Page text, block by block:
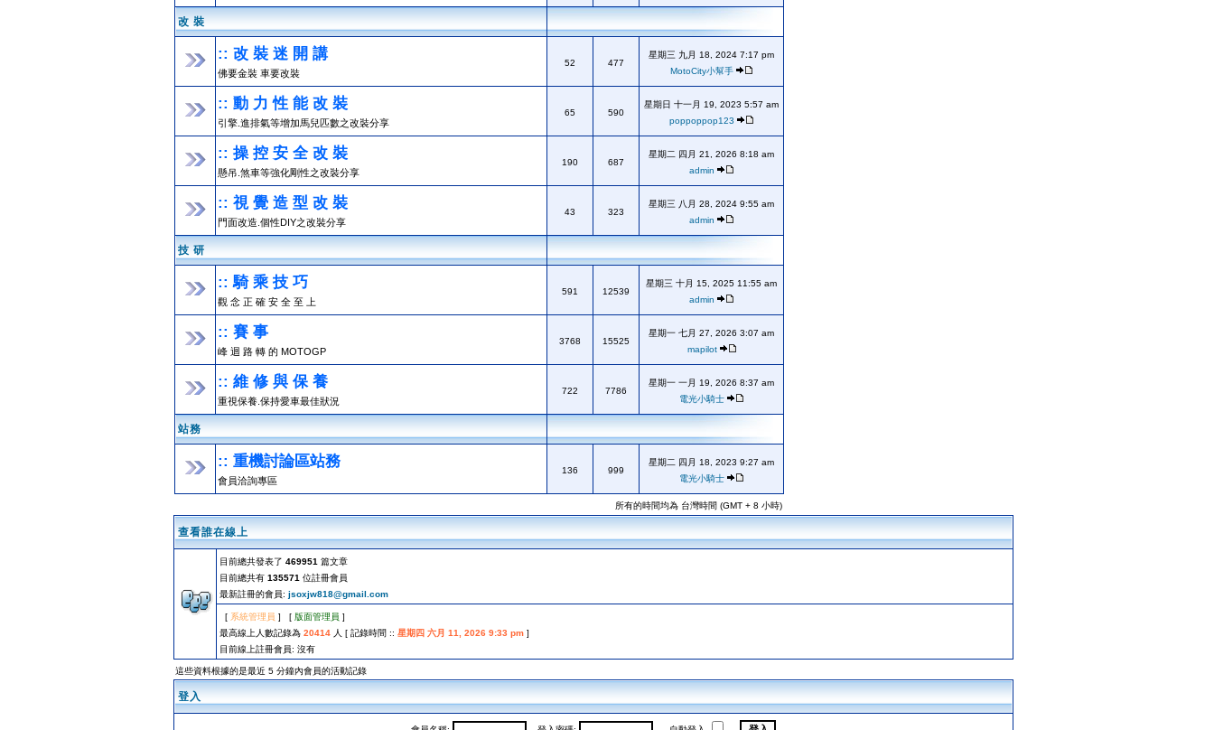
改 裝
:: 改 裝 迷 開 講
佛要金裝 車要改裝
52 477
星期三 九月 18, 2024 7:17 pm
MotoCity小幫手
:: 動 力 性 能 改 裝
引擎.進排氣等增加馬兒匹數之改裝分享
65 590
星期日 十一月 19, 2023 5:57 am
poppoppop123
:: 操 控 安 全 改 裝
懸吊.煞車等強化剛性之改裝分享
190 687
星期二 四月 21, 2026 8:18 am
admin
:: 視 覺 造 型 改 裝
門面改造.個性DIY之改裝分享
43 323
星期三 八月 28, 2024 9:55 am
admin
技 研
:: 騎 乘 技 巧
觀 念 正 確 安 全 至 上
591 12539
星期三 十月 15, 2025 11:55 am
admin
:: 賽 事
峰 迴 路 轉 的 MOTOGP
3768 15525
星期一 七月 27, 2026 3:07 am
mapilot
:: 維 修 與 保 養
重視保養.保持愛車最佳狀況
722 7786
星期一 一月 19, 2026 8:37 am
電光小騎士
站務
:: 重機討論區站務
會員洽詢專區
136 999
星期二 四月 18, 2023 9:27 am
電光小騎士
所有的時間均為 台灣時間 (GMT + 8 小時)
查看誰在線上
目前總共發表了 469951 篇文章
目前總共有 135571 位註冊會員
最新註冊的會員: jsoxjw818@gmail.com
[ 系統管理員 ] [ 版面管理員 ]
最高線上人數記錄為 20414 人 [ 記錄時間 :: 星期四 六月 11, 2026 9:33 pm ]
目前線上註冊會員: 沒有
這些資料根據的是最近 5 分鐘內會員的活動記錄
登入